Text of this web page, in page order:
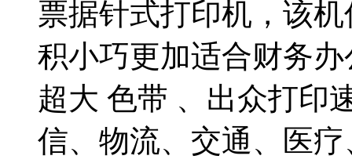
票据针式打印机，该
积小巧更加适合财务
超大 色带 、出众打印
信、物流、交通、医